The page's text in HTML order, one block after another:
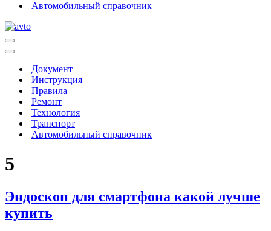
Автомобильный справочник
Меню
навигации
Меню
навигацииДокумент
Инструкция
Правила
Ремонт
Технология
Транспорт
Автомобильный справочник
5
Эндоскоп для смартфона какой лучше
купить